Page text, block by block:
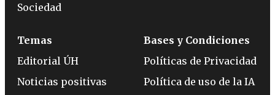
Sociedad
Temas
Editorial ÚH
Noticias positivas
Bases y Condiciones
Políticas de Privacidad
Política de uso de la IA